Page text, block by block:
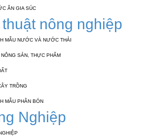
ĂN GIA SÚC
nông nghiệp
MẪU NƯỚC VÀ NƯỚC THẢI
SẢN, THỰC PHẨM
TRỒNG
MẪU PHÂN BÓN
Nghiệp